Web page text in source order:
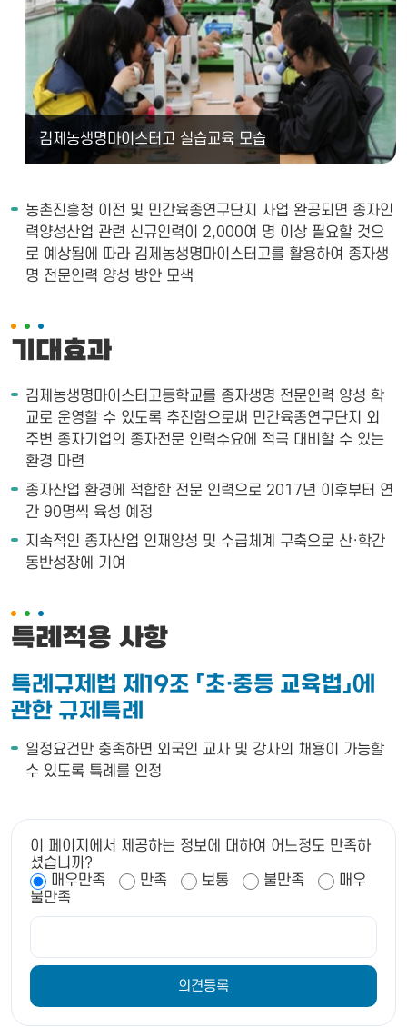
김제농생명마이스터고 실습교육 모습
농촌진흥청 이전 및 민간육종연구단지 사업 완공되면 종자인
력양성산업 관련 신규인력이 2,000여 명 이상 필요할 것으
로 예상됨에 따라 김제농생명마이스터고를 활용하여 종자생
명 전문인력 양성 방안 모색
기대효과
김제농생명마이스터고등학교를 종자생명 전문인력 양성 학
교로 운영할 수 있도록 추진함으로써 민간육종연구단지 외
주변 종자기업의 종자전문 인력수요에 적극 대비할 수 있는
환경 마련
종자산업 환경에 적합한 전문 인력으로 2017년 이후부터 연
간 90명씩 육성 예정
지속적인 종자산업 인재양성 및 수급체계 구축으로 산·학간
동반성장에 기여
특례적용 사항
특례규제법 제19조 「초·중등 교육법」에
관한 규제특례
일정요건만 충족하면 외국인 교사 및 강사의 채용이 가능할
수 있도록 특례를 인정
이 페이지에서 제공하는 정보에 대하여 어느정도 만족하
셨습니까?
매우만족
만족 보통 불만족
매우
불만족